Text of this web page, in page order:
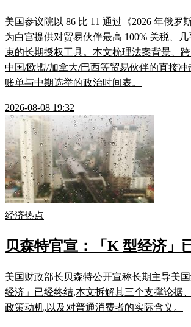
美国参议院以 86 比 11 通过《2026 年俄罗
为白宫提供对贸易伙伴最高 100% 关税、
束的长期授权工具。本文梳理法案背景、
中国/欧盟/加拿大/巴西等贸易伙伴的直接
账单与中期选举的政治时间表。
2026-08-08 19:32
经济热点
贝森特官宣：「K 型经济」
美国财政部长贝森特公开宣称长期主导美
经济」已经终结,本文拆解其三个支撑论据
政策动机,以及对普通消费者的实际含义。